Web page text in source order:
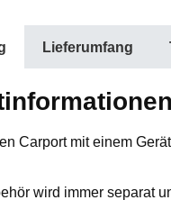
Lieferumfang
Carport mit einem
wird immer separat